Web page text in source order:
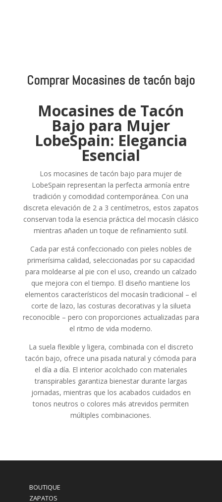
Comprar Mocasines de tacón bajo
Mocasines de Tacón
Bajo para Mujer
LobeSpain: Elegancia
Esencial
Los mocasines de tacón bajo para mujer de
LobeSpain representan la perfecta armonía entre
tradición y comodidad contemporánea. Con una
discreta elevación de 2 a 3 centímetros, estos zapatos
conservan toda la esencia práctica del mocasín clásico
mientras añaden un toque de refinamiento sutil.
Cada par está confeccionado con pieles nobles de
primerísima calidad, seleccionadas por su capacidad
para moldearse al pie con el uso, creando un calzado
que mejora con el tiempo. El diseño mantiene los
elementos característicos del mocasín tradicional – el
corte de lazo, las costuras decorativas y la silueta
reconocible – pero con proporciones actualizadas para
el ritmo de vida moderno.
La suela flexible y ligera, combinada con el discreto
tacón bajo, ofrece una pisada natural y cómoda para
el día a día. El interior acolchado con materiales
transpirables garantiza bienestar durante largas
jornadas, mientras que los acabados cuidados en
tonos neutros o colores más atrevidos permiten
múltiples combinaciones.
BOUTIQUE
ZAPATOS